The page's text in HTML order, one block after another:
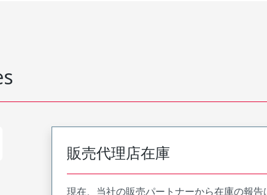
販売代理店在庫
現在、当社の販売パートナーから在庫の報告